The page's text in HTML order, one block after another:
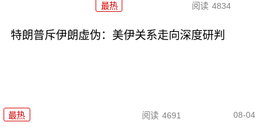
最热 阅读 4834
特朗普斥伊朗虚伪：美伊关系走向深度研判
最热 阅读 4691 08-04